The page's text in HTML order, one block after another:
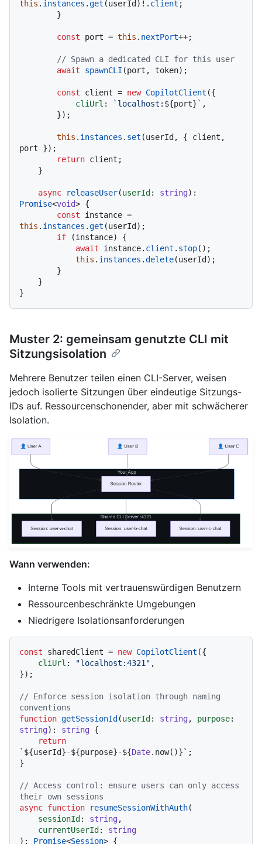
this . instances .get (userId)!. client ;
const port = this . nextPort++;
// Spawn a dedicated CLI for this user
await
spawnCLI (port, token);
const client = new CopilotClient ({
cliUrl : `localhost: ${port} ` ,
this . instances . set (userId, { client,
port });
return client;
async releaseUser(userId : string
Promise<void> {
const
this . instances .get (userId);
if (instance) {
await instance. client . stop();
this . instances .delete(userId);
Muster 2: gemeinsam genutzte CLI mit
Sitzungsisolation
Mehrere Benutzer teilen einen CLI-Server, weisen
jedoch isolierte Sitzungen über eindeutige Sitzungs-
IDs auf. Ressourcenschonender, aber mit schwächerer
Isolation.
Wann verwenden:
Interne Tools mit vertrauenswürdigen Benutzern
Ressourcenbeschränkte Umgebungen
Niedrigere Isolationsanforderungen
const sharedClient = new CopilotClient ({
cliUrl : "localhost:4321" ,
});
// Enforce session isolation through naming
conventions
function getSessionId (userId : string, purpose
string): string {
return
` ${userId}-${purpose}-${Date.now()} ` ;
}
// Access control: ensure users can only access
their own sessions
async function resumeSessionWithAuth(
sessionId : string,
currentUserId : string
): Promise<Session> {